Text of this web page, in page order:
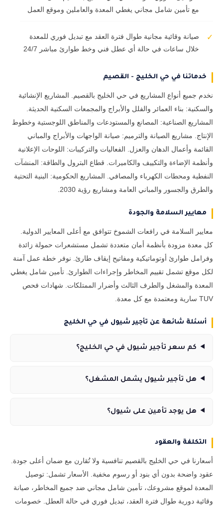
مع تأمين شامل مجاني يغطي المعدة والعاملين وموقع العمل
✓
صيانة وقائية مجانية طوال فترة العقد مع تبديل فوري للمعدة
خلال ساعات في حالة أي عطل فني وخط طوارئ مباشر 24/7
خدماتنا في حي الخليج - القصيم
نخدم جميع أنواع المشاريع في حي الخليج بالقصيم. المشاريع الإنشائية
والسكنية: بناء العمائر والفلل والأبراج والمجمعات السكنية الحديثة.
المشاريع الصناعية: المصانع والمستودعات والمناطق اللوجستية وخطوط
الإنتاج. مشاريع الصيانة والترميم: صيانة الواجهات والأبراج والمباني
القائمة وأعمال الدهان والعزل. الفعاليات والتركيبات: اللوحات الإعلانية
وأنظمة الإضاءة والتكييف والكاميرات. قطاع البترول والطاقة: المنشآت
النفطية ومحطات الكهرباء والمصافي. المشاريع الحكومية: البنية التحتية
والطرق والجسور والمباني العامة ومشاريع رؤية 2030.
معايير السلامة والجودة
معايير السلامة في رافعات الشموخ تتوافق مع أعلى المعايير الدولية.
كل معدة مزودة بأنظمة أمان متعددة تشمل مستشعرات حمولة زائدة
وفرامل طوارئ أوتوماتيكية ومفاتيح إيقاف طارئ. نوفر خطة عمل آمنة
لكل موقع تشمل تقييم المخاطر وإجراءات الطوارئ. تأمين شامل يغطي
المعدة والمشغل والطرف الثالث وأضرار الممتلكات. شهادات فحص
TUV سارية ومعتمدة مع كل معدة.
أسئلة شائعة عن تأجير شيول في حي الخليج
كم سعر تأجير شيول في حي الخليج؟
هل تأجير شيول يشمل المشغل؟
هل يوجد تأمين على شيول؟
التكلفة والعقود
أسعارنا في حي الخليج بالقصيم تنافسية ولا تُقارن مع ضمان أعلى جودة.
عقود واضحة بدون أي بنود أو رسوم مخفية. الأسعار تشمل: توصيل
المعدة لموقع مشروعك، تأمين شامل مجاني ضد جميع المخاطر، صيانة
وقائية دورية طوال فترة العقد، تبديل فوري في حالة العطل. خصومات